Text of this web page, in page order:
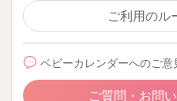
ご利用のル
ベビーカレンダーへのご
ご質問・お問